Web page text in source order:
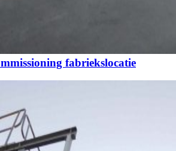
fabriekslocatie